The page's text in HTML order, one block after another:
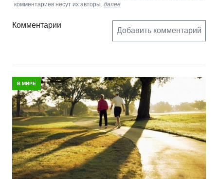
комментариев несут их авторы. далее
Комментарии
Добавить комментарий
В МИРЕ